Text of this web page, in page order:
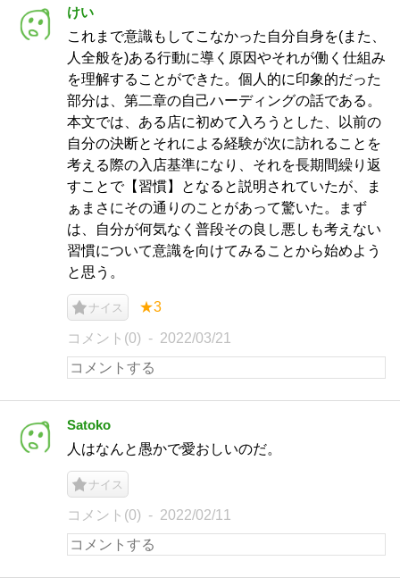
けい
これまで意識もしてこなかった自分自身を(また、
人全般を)ある行動に導く原因やそれが働く仕組み
を理解することができた。個人的に印象的だった
部分は、第二章の自己ハーディングの話である。
本文では、ある店に初めて入ろうとした、以前の
自分の決断とそれによる経験が次に訪れることを
考える際の入店基準になり、それを長期間繰り返
すことで【習慣】となると説明されていたが、ま
ぁまさにその通りのことがあって驚いた。まず
は、自分が何気なく普段その良し悪しも考えない
習慣について意識を向けてみることから始めよう
と思う。
ナイス ★3
コメント(0) 2022/03/21
Satoko
人はなんと愚かで愛おしいのだ。
ナイス
コメント(0) 2022/02/11